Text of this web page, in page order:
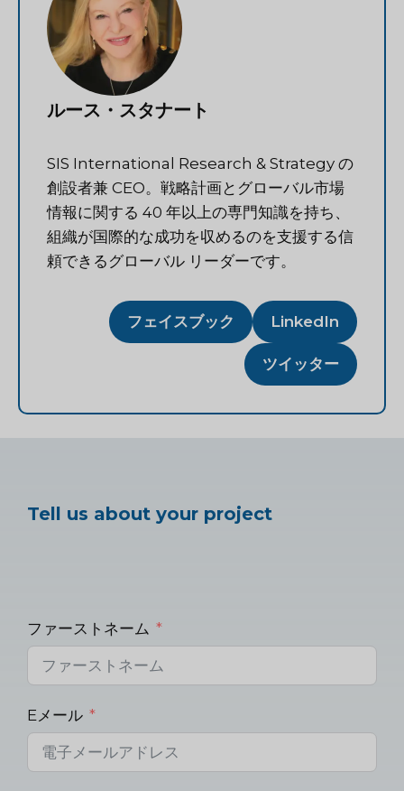
ルース・スタナート
SIS International Research & Strategy の
創設者兼 CEO。戦略計画とグローバル市場
情報に関する 40 年以上の専門知識を持ち、
組織が国際的な成功を収めるのを支援する信
頼できるグローバル リーダーです。
フェイスブック LinkedIn
ツイッター
Tell us about your project
ファーストネーム
Eメール